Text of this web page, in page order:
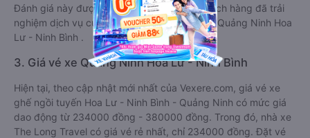
Đánh giá này được viết trực tiếp bởi các khách hàng đã trải
nghiệm dịch vụ của các hãng xe ghế ngồi đi Quảng Ninh Hoa
Lư - Ninh Bình .
3. Giá vé xe Quảng Ninh Hoa Lư - Ninh Bình
Hiện tại, theo cập nhật mới nhất của Vexere.com, giá vé xe
ghế ngồi tuyến Hoa Lư - Ninh Bình - Quảng Ninh có mức giá
dao động từ 234000 đồng - 380000 đồng. Trong đó, nhà xe
The Long Travel có giá vé rẻ nhất, chỉ 234000 đồng. Đặt vé